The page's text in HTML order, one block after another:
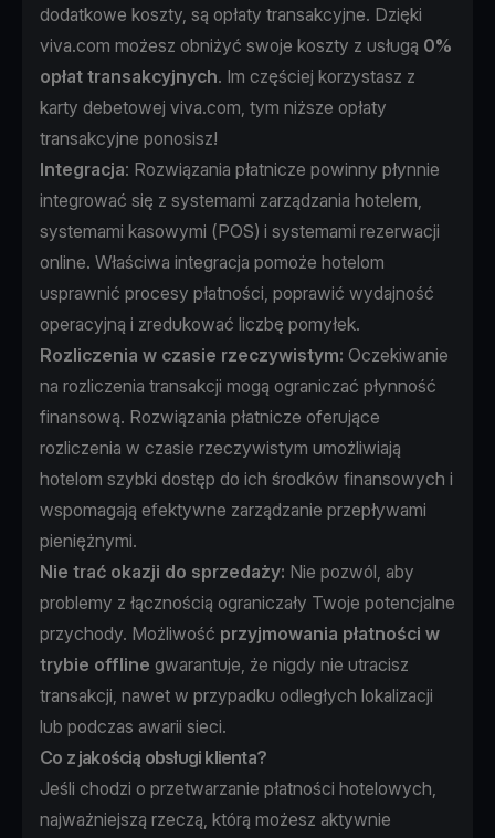
dodatkowe koszty, są opłaty transakcyjne. Dzięki
viva.com możesz obniżyć swoje koszty z usługą 0%
opłat transakcyjnych. Im częściej korzystasz z
karty debetowej viva.com, tym niższe opłaty
transakcyjne ponosisz!
Integracja: Rozwiązania płatnicze powinny płynnie
integrować się z systemami zarządzania hotelem,
systemami kasowymi (POS) i systemami rezerwacji
online. Właściwa integracja pomoże hotelom
usprawnić procesy płatności, poprawić wydajność
operacyjną i zredukować liczbę pomyłek.
Rozliczenia w czasie rzeczywistym: Oczekiwanie
na rozliczenia transakcji mogą ograniczać płynność
finansową. Rozwiązania płatnicze oferujące
rozliczenia w czasie rzeczywistym umożliwiają
hotelom szybki dostęp do ich środków finansowych i
wspomagają efektywne zarządzanie przepływami
pieniężnymi.
Nie trać okazji do sprzedaży: Nie pozwól, aby
problemy z łącznością ograniczały Twoje potencjalne
przychody. Możliwość przyjmowania płatności w
trybie offline gwarantuje, że nigdy nie utracisz
transakcji, nawet w przypadku odległych lokalizacji
lub podczas awarii sieci.
Co z jakością obsługi klienta?
Jeśli chodzi o przetwarzanie płatności hotelowych,
najważniejszą rzeczą, którą możesz aktywnie